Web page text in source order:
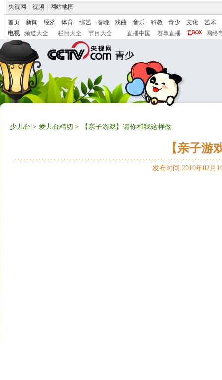
央视网 视频 网站地图
首页 新闻 经济 体育 综艺 春晚 戏曲 音乐 科教 青少 文化
艺术
电视
频道大全 栏目大全 节目大全 直播中国 赛事直播 网络
少儿台 > 爱儿台精切 > 【亲子游戏】请你和我这样做
【亲子游
发布时间:2010年02月